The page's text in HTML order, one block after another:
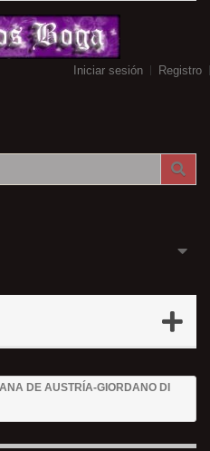
Iniciar sesión Registro
DE AUSTRÍA-GIORDANO DI